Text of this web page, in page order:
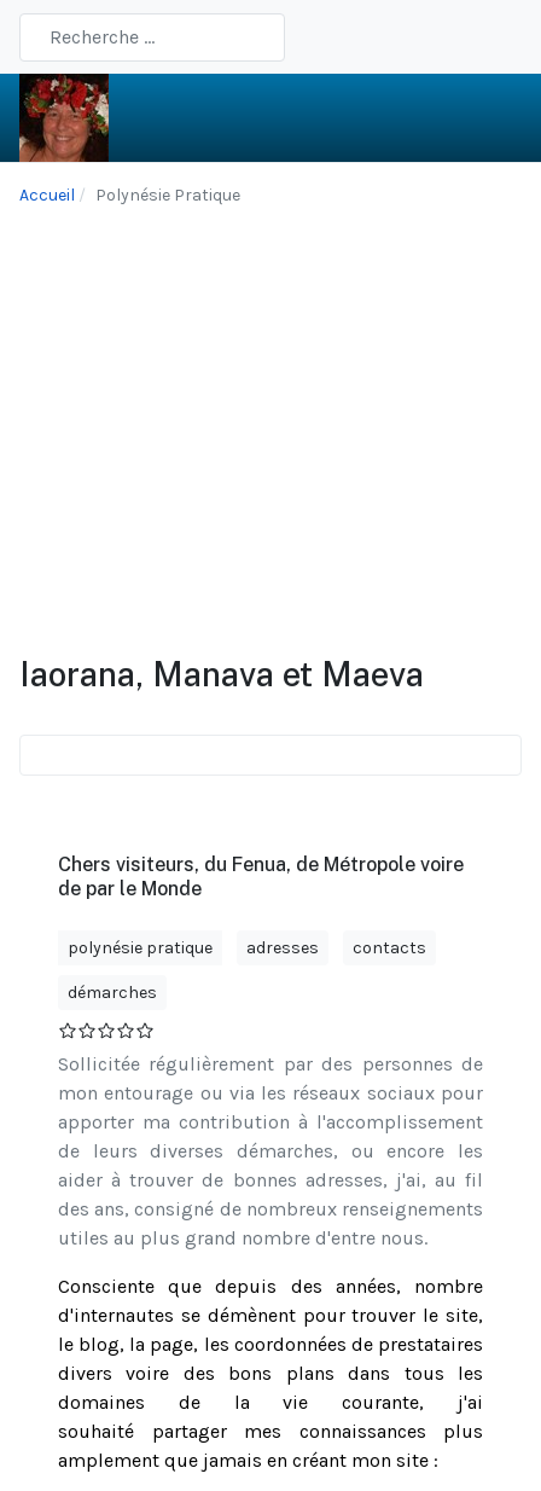
Type 2 or more characters for results.
Accueil Polynésie Pratique
Iaorana, Manava et Maeva
Chers visiteurs, du Fenua, de Métropole voire
de par le Monde
polynésie pratique adresses contacts
démarches
Sollicitée régulièrement par des personnes de
mon entourage ou via les réseaux sociaux pour
apporter ma contribution à l'accomplissement
de leurs diverses démarches, ou encore les
aider à trouver de bonnes adresses, j'ai, au fil
des ans, consigné de nombreux renseignements
utiles au plus grand nombre d'entre nous.
Consciente que depuis des années, nombre
d'internautes se démènent pour trouver le site,
le blog, la page, les coordonnées de prestataires
divers voire des bons plans dans tous les
domaines de la vie courante, j'ai
souhaité partager mes connaissances plus
amplement que jamais en créant mon site :